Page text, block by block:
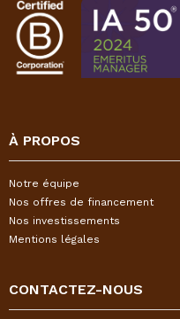
À PROPOS
Notre équipe
Nos offres de financement
Nos investissements
Mentions légales
CONTACTEZ-NOUS